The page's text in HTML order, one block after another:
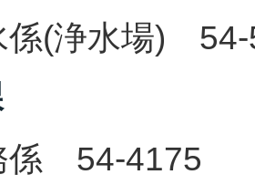
(浄水場) 54-
54-4175